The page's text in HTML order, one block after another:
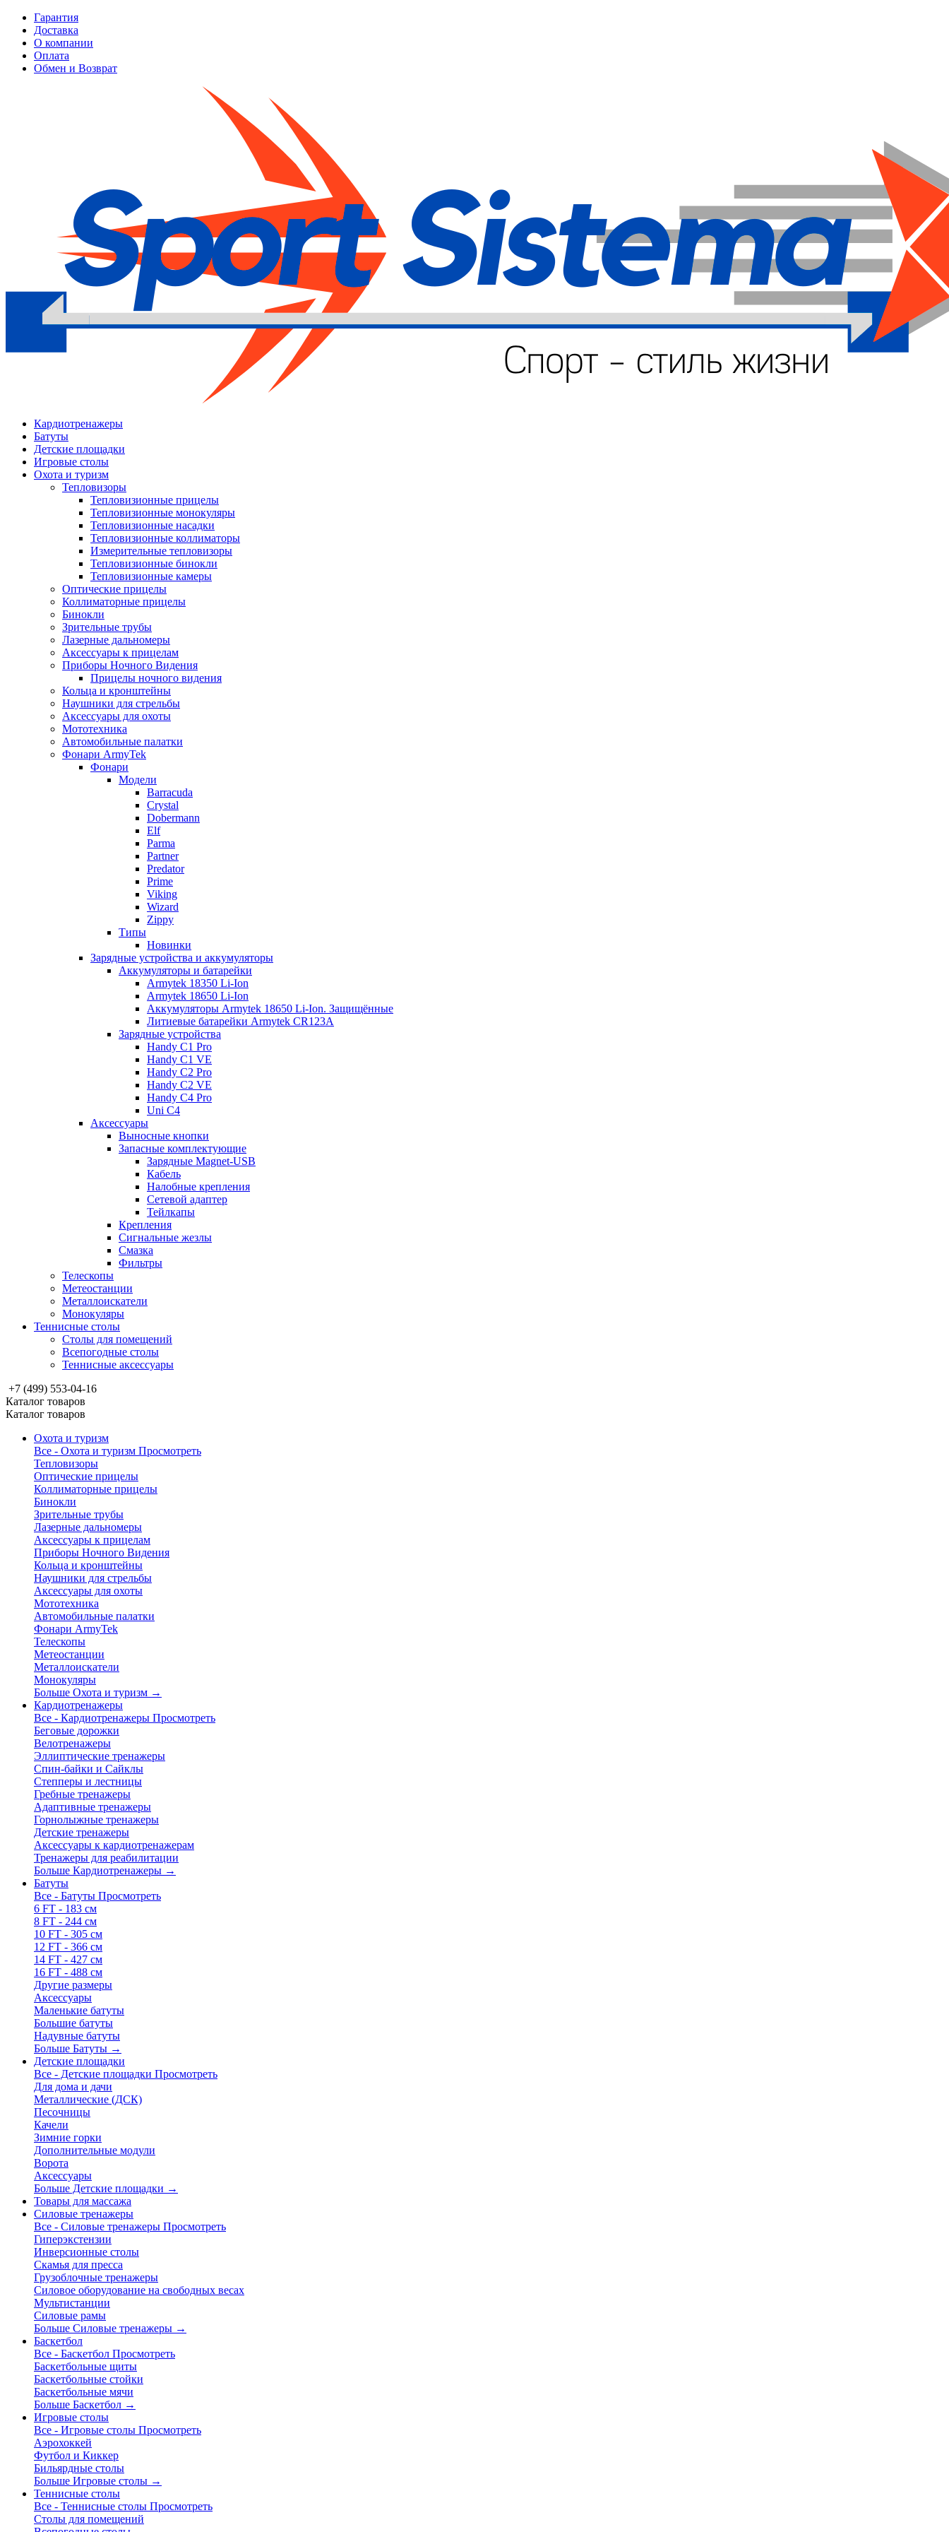
Гарантия
Доставка
О компании
Оплата
Обмен и Возврат
Кардиотренажеры
Батуты
Детские площадки
Игровые столы
Охота и туризм
Тепловизоры
Тепловизионные прицелы
Тепловизионные монокуляры
Тепловизионные насадки
Тепловизионные коллиматоры
Измерительные тепловизоры
Тепловизионные бинокли
Тепловизионные камеры
Оптические прицелы
Коллиматорные прицелы
Бинокли
Зрительные трубы
Лазерные дальномеры
Аксессуары к прицелам
Приборы Ночного Видения
Прицелы ночного видения
Кольца и кронштейны
Наушники для стрельбы
Аксессуары для охоты
Мототехника
Автомобильные палатки
Фонари ArmyTek
Фонари
Модели
Barracuda
Crystal
Dobermann
Elf
Parma
Partner
Predator
Prime
Viking
Wizard
Zippy
Типы
Новинки
Зарядные устройства и аккумуляторы
Аккумуляторы и батарейки
Armytek 18350 Li-Ion
Armytek 18650 Li-Ion
Аккумуляторы Armytek 18650 Li-Ion. Защищённые
Литиевые батарейки Armytek CR123A
Зарядные устройства
Handy C1 Pro
Handy C1 VE
Handy C2 Pro
Handy C2 VE
Handy C4 Pro
Uni C4
Аксессуары
Выносные кнопки
Запасные комплектующие
Зарядные Magnet-USB
Кабель
Налобные крепления
Сетевой адаптер
Тейлкапы
Крепления
Сигнальные жезлы
Смазка
Фильтры
Телескопы
Метеостанции
Металлоискатели
Монокуляры
Теннисные столы
Столы для помещений
Всепогодные столы
Теннисные аксессуары
+7 (499) 553-04-16
Каталог товаров
Каталог товаров
Охота и туризм
Все - Охота и туризм Просмотреть
Тепловизоры
Оптические прицелы
Коллиматорные прицелы
Бинокли
Зрительные трубы
Лазерные дальномеры
Аксессуары к прицелам
Приборы Ночного Видения
Кольца и кронштейны
Наушники для стрельбы
Аксессуары для охоты
Мототехника
Автомобильные палатки
Фонари ArmyTek
Телескопы
Метеостанции
Металлоискатели
Монокуляры
Больше Охота и туризм →
Кардиотренажеры
Все - Кардиотренажеры Просмотреть
Беговые дорожки
Велотренажеры
Эллиптические тренажеры
Спин-байки и Сайклы
Степперы и лестницы
Гребные тренажеры
Адаптивные тренажеры
Горнолыжные тренажеры
Детские тренажеры
Аксессуары к кардиотренажерам
Тренажеры для реабилитации
Больше Кардиотренажеры →
Батуты
Все - Батуты Просмотреть
6 FT - 183 см
8 FT - 244 см
10 FT - 305 см
12 FT - 366 см
14 FT - 427 см
16 FT - 488 см
Другие размеры
Аксессуары
Маленькие батуты
Большие батуты
Надувные батуты
Больше Батуты →
Детские площадки
Все - Детские площадки Просмотреть
Для дома и дачи
Металлические (ДСК)
Песочницы
Качели
Зимние горки
Дополнительные модули
Ворота
Аксессуары
Больше Детские площадки →
Товары для массажа
Силовые тренажеры
Все - Силовые тренажеры Просмотреть
Гиперэкстензии
Инверсионные столы
Скамья для пресса
Грузоблочные тренажеры
Силовое оборудование на свободных весах
Мультистанции
Силовые рамы
Больше Силовые тренажеры →
Баскетбол
Все - Баскетбол Просмотреть
Баскетбольные щиты
Баскетбольные стойки
Баскетбольные мячи
Больше Баскетбол →
Игровые столы
Все - Игровые столы Просмотреть
Аэрохоккей
Футбол и Киккер
Бильярдные столы
Больше Игровые столы →
Теннисные столы
Все - Теннисные столы Просмотреть
Столы для помещений